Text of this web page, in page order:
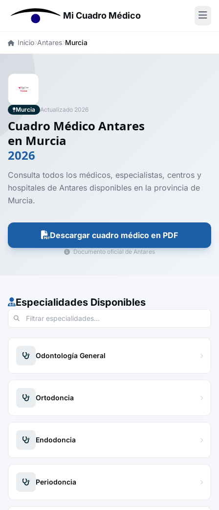
Mi Cuadro Médico
Inicio Antares Murcia
Murcia Actualizado 2026
Cuadro Médico Antares
en Murcia
2026
Consulta todos los médicos, especialistas, centros y
hospitales de Antares disponibles en la provincia de
Murcia.
Descargar cuadro médico en PDF
Documento oficial de Antares
Especialidades Disponibles
Odontología General
Ortodoncia
Endodoncia
Periodoncia